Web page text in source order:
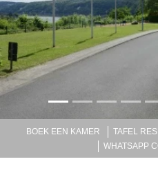
BOEK EEN KAMER TAFEL
WHATSAPP